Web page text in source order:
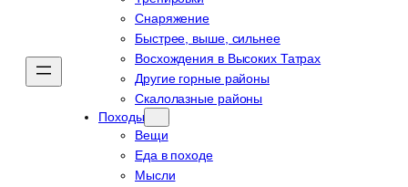
Снаряжение
Быстрее, выше, сильнее
Восхождения в Высоких Татрах
Другие горные районы
Скалолазные районы
Походы
Вещи
Еда в походе
Мысли